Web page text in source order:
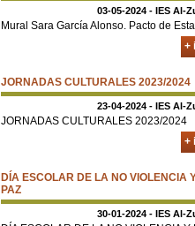
03-05-2024 - IES Al-
Mural Sara García Alonso. Pacto de
+
JORNADAS CULTURALES 2023/2024
23-04-2024 - IES Al-
JORNADAS CULTURALES 2023/2024
+
DÍA ESCOLAR DE LA NO VIOLENCIA
PAZ
30-01-2024 - IES Al-